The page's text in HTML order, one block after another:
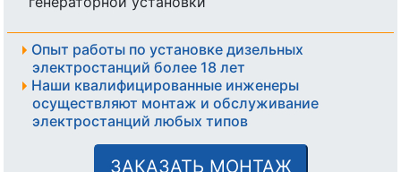
Опыт работы по установке дизельных
электростанций более 18 лет
Наши квалифицированные инженеры
осуществляют монтаж и обслуживание
электростанций любых типов
ЗАКАЗАТЬ МОНТАЖ